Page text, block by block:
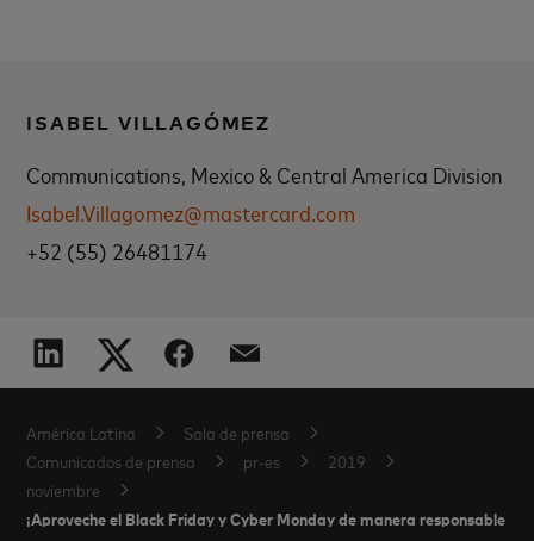
ISABEL VILLAGÓMEZ
Communications, Mexico & Central America Division
Isabel.Villagomez@mastercard.com
+52 (55) 26481174
América Latina
Sala de prensa
Comunicados de prensa
pr-es
2019
noviembre
¡Aproveche el Black Friday y Cyber Monday de manera responsable y